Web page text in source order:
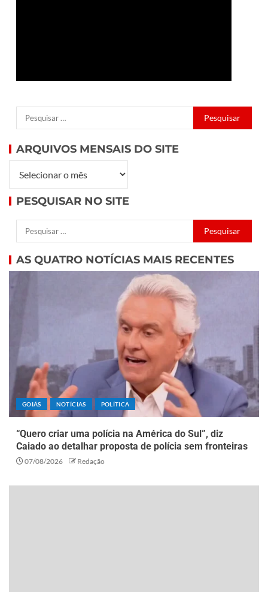
ARQUIVOS MENSAIS DO SITE
PESQUISAR NO SITE
AS QUATRO NOTÍCIAS MAIS RECENTES
GOIÁS NOTÍCIAS POLÍTICA
“Quero criar uma polícia na América do Sul”, diz
Caiado ao detalhar proposta de polícia sem fronteiras
07/08/2026 Redação